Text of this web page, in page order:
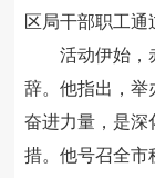
区局干部职工通
活动伊始，赤
辞。他指出，举
奋进力量，是深
措。他号召全市